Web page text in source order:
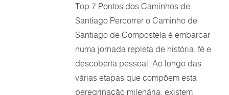
Top 7 Pontos dos Caminhos de
Santiago Percorrer o Caminho de
Santiago de Compostela é embarcar
numa jornada repleta de história, fé e
descoberta pessoal. Ao longo das
várias etapas que compõem esta
peregrinação milenária, existem